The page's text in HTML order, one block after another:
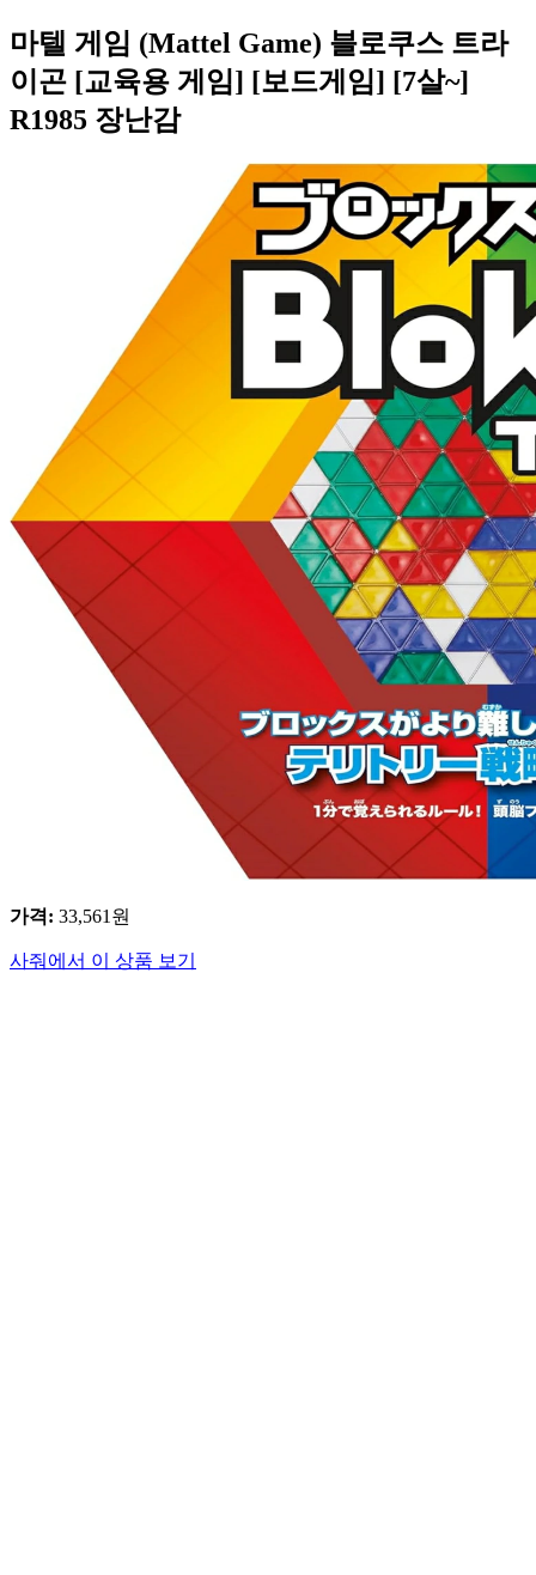
마텔 게임 (Mattel Game) 블로쿠스 트라
이곤 [교육용 게임] [보드게임] [7살~]
R1985 장난감
가격: 33,561 원
사줘에서 이 상품 보기